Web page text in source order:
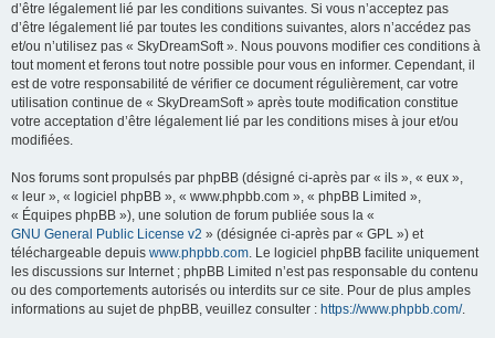
d’être légalement lié par les conditions suivantes. Si vous n’acceptez pas
d’être légalement lié par toutes les conditions suivantes, alors n’accédez pas
et/ou n’utilisez pas « SkyDreamSoft ». Nous pouvons modifier ces conditions à
tout moment et ferons tout notre possible pour vous en informer. Cependant, il
est de votre responsabilité de vérifier ce document régulièrement, car votre
utilisation continue de « SkyDreamSoft » après toute modification constitue
votre acceptation d’être légalement lié par les conditions mises à jour et/ou
modifiées.
Nos forums sont propulsés par phpBB (désigné ci-après par « ils », « eux »,
« leur », « logiciel phpBB », « www.phpbb.com », « phpBB Limited »,
« Équipes phpBB »), une solution de forum publiée sous la «
GNU General Public License v2 » (désignée ci-après par « GPL ») et
téléchargeable depuis www.phpbb.com. Le logiciel phpBB facilite uniquement
les discussions sur Internet ; phpBB Limited n’est pas responsable du contenu
ou des comportements autorisés ou interdits sur ce site. Pour de plus amples
informations au sujet de phpBB, veuillez consulter : https://www.phpbb.com/.